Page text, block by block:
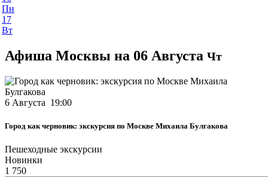
Пн
17
Вт
Афиша Москвы на 06 Августа Чт
6 Августа 19:00
Город как черновик: экскурсия по Москве Михаила Булгакова
Пешеходные экскурсии
Новинки
1 750